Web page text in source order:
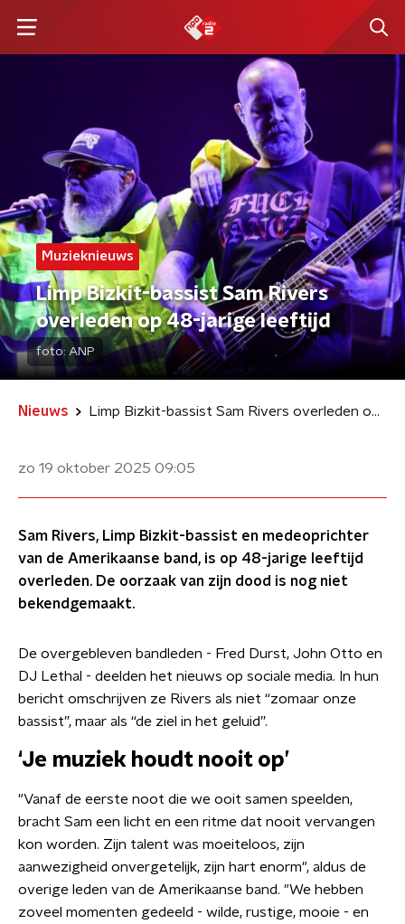
Muzieknieuws
Limp Bizkit-bassist Sam Rivers
overleden op 48-jarige leeftijd
foto: ANP
Nieuws Limp Bizkit-bassist Sam Rivers overleden op 48-jarige leeftijd
zo 19 oktober 2025 09:05
Sam Rivers, Limp Bizkit-bassist en medeoprichter
van de Amerikaanse band, is op 48-jarige leeftijd
overleden. De oorzaak van zijn dood is nog niet
bekendgemaakt.
De overgebleven bandleden - Fred Durst, John Otto en
DJ Lethal - deelden het nieuws op sociale media. In hun
bericht omschrijven ze Rivers als niet “zomaar onze
bassist”, maar als “de ziel in het geluid”.
‘Je muziek houdt nooit op’
"Vanaf de eerste noot die we ooit samen speelden,
bracht Sam een ​​licht en een ritme dat nooit vervangen
kon worden. Zijn talent was moeiteloos, zijn
aanwezigheid onvergetelijk, zijn hart enorm", aldus de
overige leden van de Amerikaanse band. "We hebben
zoveel momenten gedeeld - wilde, rustige, mooie - en